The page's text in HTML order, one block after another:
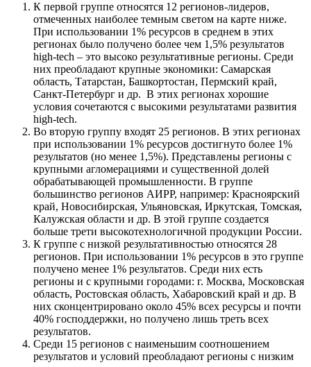
К первой группе относятся 12 регионов-лидеров,
отмеченных наиболее темным светом на карте ниже.
При использовании 1% ресурсов в среднем в этих
регионах было получено более чем 1,5% результатов
high-tech – это высоко результативные регионы. Среди
них преобладают крупные экономики: Самарская
область, Татарстан, Башкортостан, Пермский край,
Санкт-Петербург и др. В этих регионах хорошие
условия сочетаются с высокими результатами развития
high-tech.
Во вторую группу входят 25 регионов. В этих регионах
при использовании 1% ресурсов достигнуто более 1%
результатов (но менее 1,5%). Представлены регионы с
крупными агломерациями и существенной долей
обрабатывающей промышленности. В группе
большинство регионов АИРР, например: Красноярский
край, Новосибирская, Ульяновская, Иркутская, Томская,
Калужская области и др. В этой группе создается
больше трети высокотехнологичной продукции России.
К группе с низкой результативностью относятся 28
регионов. При использовании 1% ресурсов в это группе
получено менее 1% результатов. Среди них есть
регионы и с крупными городами: г. Москва, Московская
область, Ростовская область, Хабаровский край и др. В
них сконцентрировано около 45% всех ресурсы и почти
40% господдержки, но получено лишь треть всех
результатов.
Среди 15 регионов с наименьшим соотношением
результатов и условий преобладают регионы с низким